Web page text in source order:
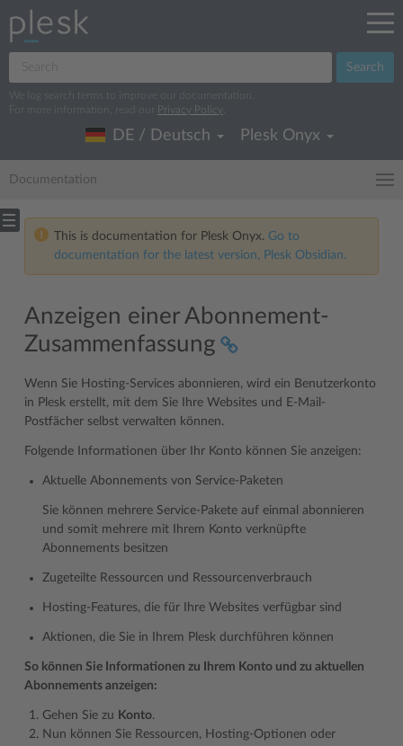
Search
We log search terms to improve our documentation.
For more information, read our
Privacy Policy
DE / Deutsch Plesk Onyx
Documentation
This is documentation for Plesk Onyx. Go to
documentation for the latest version, Plesk Obsidian.
Anzeigen einer Abonnement-
Zusammenfassung
Wenn Sie Hosting-Services abonnieren, wird ein Benutzerkonto
in Plesk erstellt, mit dem Sie Ihre Websites und E-Mail-
Postfächer selbst verwalten können.
Folgende Informationen über Ihr Konto können Sie anzeigen:
Aktuelle Abonnements von Service-Paketen
Sie können mehrere Service-Pakete auf einmal abonnieren
und somit mehrere mit Ihrem Konto verknüpfte
Abonnements besitzen
Zugeteilte Ressourcen und Ressourcenverbrauch
Hosting-Features, die für Ihre Websites verfügbar sind
Aktionen, die Sie in Ihrem Plesk durchführen können
So können Sie Informationen zu Ihrem Konto und zu aktuellen
Abonnements anzeigen:
Gehen Sie zu Konto.
Nun können Sie Ressourcen, Hosting-Optionen oder